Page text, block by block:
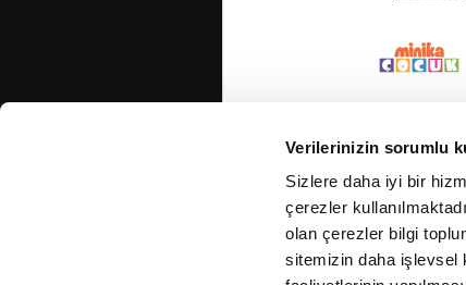
Verilerinizin sorumlu
Sizlere daha iyi bir
çerezler
olan çerezler bilgi
sitemizin daha işlevsel